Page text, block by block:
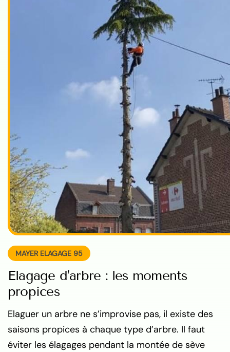
MAYER ELAGAGE 95
Elagage d’arbre : les moments
propices
Elaguer un arbre ne s’improvise pas, il existe des
saisons propices à chaque type d’arbre. Il faut
éviter les élagages pendant la montée de sève